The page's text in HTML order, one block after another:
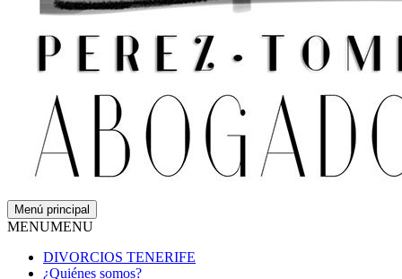
Menú principal
MENUMENU
DIVORCIOS TENERIFE
¿Quiénes somos?